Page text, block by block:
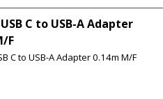
C to USB-A Adapter
F
C to USB-A Adapter 0.14m M/F